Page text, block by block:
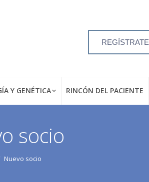
REGÍSTRATE
Y GENÉTICA RINCÓN DEL PACIENTE
socio
Nuevo socio